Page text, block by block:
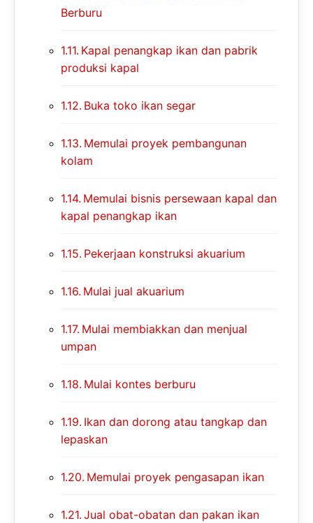
Berburu
Kapal penangkap ikan dan pabrik
produksi kapal
Buka toko ikan segar
Memulai proyek pembangunan
kolam
Memulai bisnis persewaan kapal dan
kapal penangkap ikan
Pekerjaan konstruksi akuarium
Mulai jual akuarium
Mulai membiakkan dan menjual
umpan
Mulai kontes berburu
Ikan dan dorong atau tangkap dan
lepaskan
Memulai proyek pengasapan ikan
Jual obat-obatan dan pakan ikan